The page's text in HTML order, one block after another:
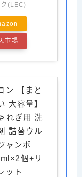
ク(LEC)
市場
ン 【まと
大容量】
れぎ用 洗
詰替ウル
ャンボ
個+リ
ット